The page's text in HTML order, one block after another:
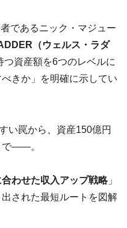
者であるニック・マジュー
（ウェルス・ラダ
つ資産額を6つのレベルに
きか」を明確に示してい
い罠から、資産150億円
で——。
わせた収入アップ戦略」
された最短ルートを図解